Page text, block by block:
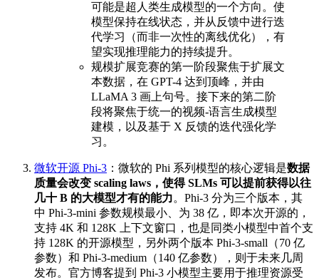
可能是超人类生成模型的一个方向。使
模型保持在线状态，并从反馈中进行迭
代学习（而非一次性的离线优化），有
望实现推理能力的持续提升。
规模扩展竞赛的第一阶段聚焦于扩展文
本数据，在 GPT-4 达到顶峰，并由
LLaMA 3 画上句号。接下来的第二阶
段将聚焦于统一的视频-语言生成模型
建模，以及基于 X 反馈的迭代强化学
习。
微软开源 Phi-3 ：微软的 Phi 系列模型的核心逻辑是数据
质量会改变 scaling laws，使得 SLMs 可以提前获得以往
几十 B 的大模型才有的能力。Phi-3 分为三个版本，其
中 Phi-3-mini 参数规模最小、为 38 亿，即本次开源的，
支持 4K 和 128K 上下文窗口，也是同类小模型中首个支
持 128K 的开源模型，另外两个版本 Phi-3-small（70 亿
参数）和 Phi-3-medium（140 亿参数），则于未来几周
发布。官方博客提到 Phi-3 小模型主要用于推理资源受